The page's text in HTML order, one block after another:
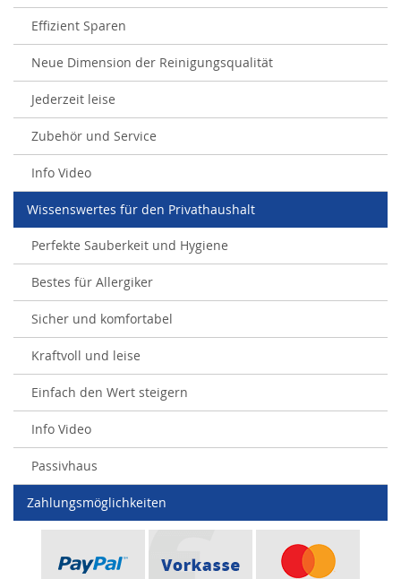
Effizient Sparen
Neue Dimension der Reinigungsqualität
Jederzeit leise
Zubehör und Service
Info Video
Wissenswertes für den Privathaushalt
Perfekte Sauberkeit und Hygiene
Bestes für Allergiker
Sicher und komfortabel
Kraftvoll und leise
Einfach den Wert steigern
Info Video
Passivhaus
Zahlungsmöglichkeiten